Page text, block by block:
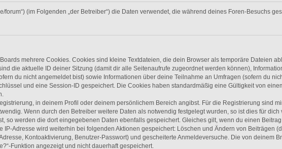
forum“) (im Folgenden „der Betreiber“) die Daten verwendet, die während deines Foren-Besuchs
mehrere Cookies. Cookies sind kleine Textdateien, die dein Browser als temporäre Dateien
die aktuelle ID deiner Sitzung (damit dir alle Seitenaufrufe zugeordnet werden können),
du nicht angemeldet bist) sowie Informationen über deine Teilnahme an Umfragen (sofern du
und eine Session-ID gespeichert. Die Cookies haben standardmäßig eine Gültigkeit von
in deinem Profil oder deinem persönlichem Bereich angibst. Für die Registrierung sind
Wenn durch den Betreiber weitere Daten als notwendig festgelegt wurden, so ist dies für
so werden die dort eingegebenen Daten ebenfalls gespeichert. Gleiches gilt, wenn du einen
Adresse wird weiterhin bei folgenden Aktionen gespeichert: Löschen und Ändern von Beiträgen
Kontoaktivierung, Benutzer-Passwort) und gescheiterte Anmeldeversuche. Die von deinem
Funktion angezeigt und nicht dauerhaft gespeichert.